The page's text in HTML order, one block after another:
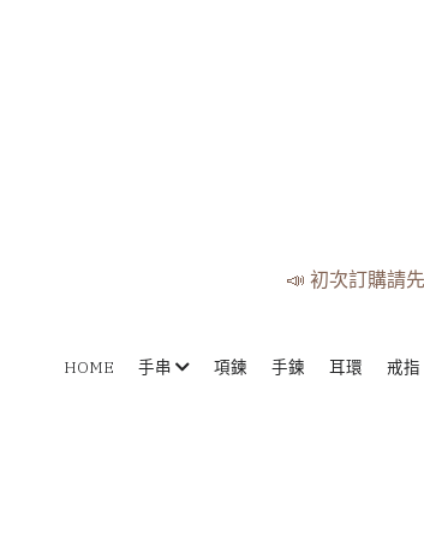
📣 初次訂購請先
HOME 手串 項鍊 手鍊 耳環 戒指